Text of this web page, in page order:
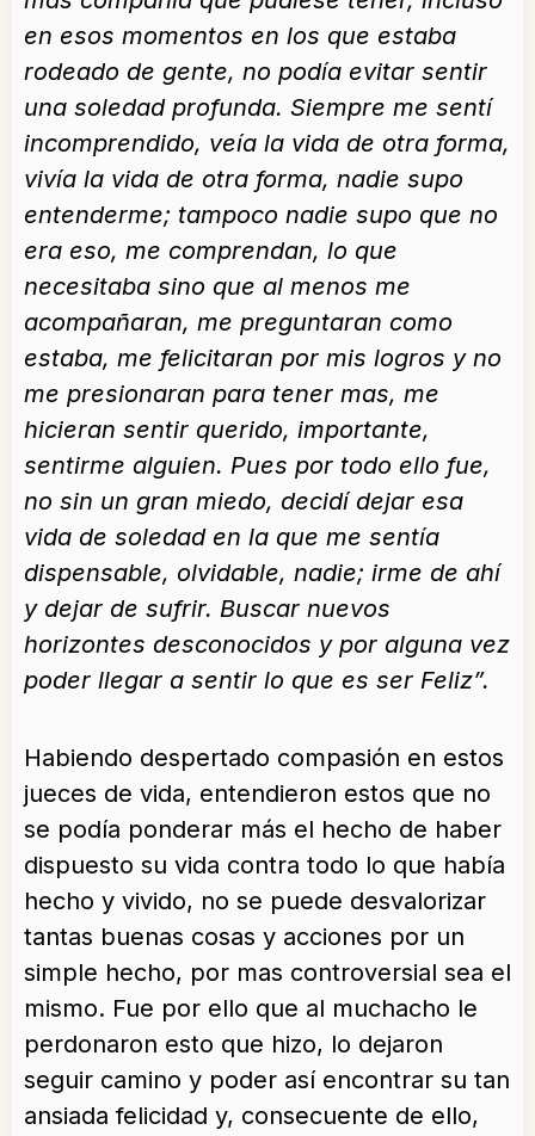
en esos momentos en los que estaba
rodeado de gente, no podía evitar sentir
una soledad profunda. Siempre me sentí
incomprendido, veía la vida de otra forma,
vivía la vida de otra forma, nadie supo
entenderme; tampoco nadie supo que no
era eso, me comprendan, lo que
necesitaba sino que al menos me
acompañaran, me preguntaran como
estaba, me felicitaran por mis logros y no
me presionaran para tener mas, me
hicieran sentir querido, importante,
sentirme alguien. Pues por todo ello fue,
no sin un gran miedo, decidí dejar esa
vida de soledad en la que me sentía
dispensable, olvidable, nadie; irme de ahí
y dejar de sufrir. Buscar nuevos
horizontes desconocidos y por alguna vez
poder llegar a sentir lo que es ser Feliz”.
Habiendo despertado compasión en estos
jueces de vida, entendieron estos que no
se podía ponderar más el hecho de haber
dispuesto su vida contra todo lo que había
hecho y vivido, no se puede desvalorizar
tantas buenas cosas y acciones por un
simple hecho, por mas controversial sea el
mismo. Fue por ello que al muchacho le
perdonaron esto que hizo, lo dejaron
seguir camino y poder así encontrar su tan
ansiada felicidad y, consecuente de ello,